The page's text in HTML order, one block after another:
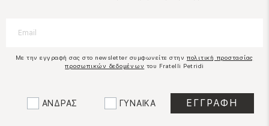
Με την εγγραφή σας στο newsletter συμφωνείτε στην πολιτική προστασίας
προσωπικών δεδομένων του Fratelli Petridi
ΑΝΔΡΑΣ ΓΥΝΑΙΚΑ